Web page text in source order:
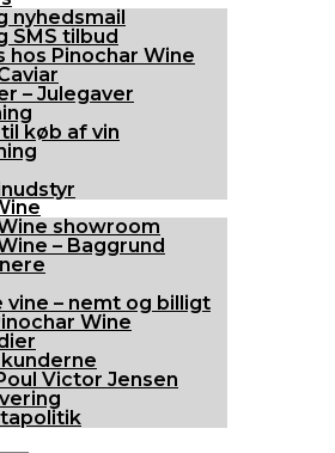
nyhedsmail
SMS tilbud
hos Pinochar Wine
– Julegaver
køb af vin
showroom
– Baggrund
vine – nemt og billigt
Wine
Victor Jensen